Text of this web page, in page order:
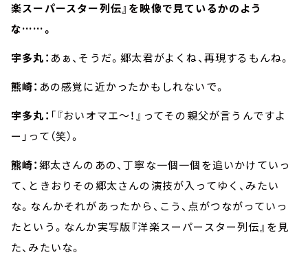
楽スーパースター列伝』を映像で見ているかのよう
な……。
宇多丸： あぁ、そうだ。郷太君がよくね、再現するもんね。
熊崎： あの感覚に近かったかもしれないで。
宇多丸： 「『おいオマエ～！』ってその親父が言うんですよ
ー」って（笑）。
熊崎：郷太さんのあの、丁寧な一個一個を追いかけていっ
て、ときおりその郷太さんの演技が入ってゆく、みたい
な。なんかそれがあったから、こう、点がつながっていっ
たという。なんか実写版『洋楽スーパースター列伝』を見
た、みたいな。